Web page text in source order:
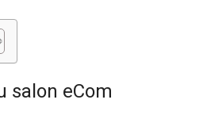
salon eCom